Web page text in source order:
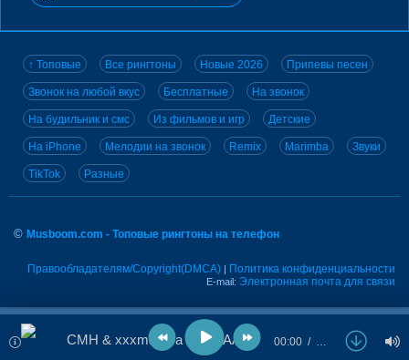
↑ Топовые Все рингтоны Новые 2026 Припевы песен
Звонок на любой вкус Бесплатные На звонок
На будильник и смс Из фильмов и игр Детские
На iPhone Мелодии на звонок Remix Marimba Звуки
TikTok Разные
© Musboom.com - Топовые рингтоны на телефон
Правообладателям/Copyright(DMCA) | Политика конфиденциальности
E-mail: Электронная почта для связи
CMH & xxxmanera - MALAAAYA 00:00 …